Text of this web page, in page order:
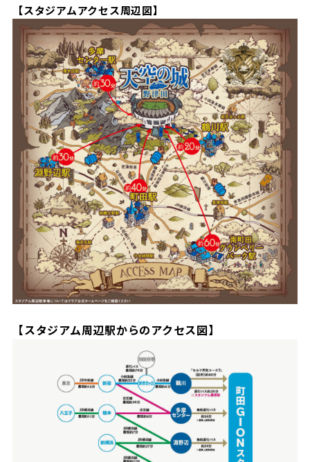
観戦マナー＆ルール
ビジターサポーターの皆様へ
車イスでの観戦
試合運営管理規程
ＦＣ町田ゼルビアカレンダー
三輪緑山ベースを利用
三輪緑山ベースご利用案内
ゼルナビ
ゼル塾
ＦＣ町田ゼルビアスポーツクラブ
ＦＣ町田ゼルビアアカデミー
ゼルビアフットサルパーク
パートナー企業一覧
お問い合わせ利用規約肖像権・ロゴについてプライバシ
【スタジアムアクセス周辺図】
【スタジアム周辺駅からのアクセス図】